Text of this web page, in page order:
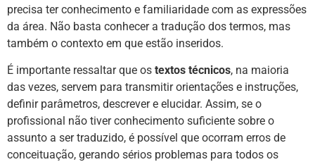
precisa ter conhecimento e familiaridade com as expressões
da área. Não basta conhecer a tradução dos termos, mas
também o contexto em que estão inseridos.
É importante ressaltar que os textos técnicos, na maioria
das vezes, servem para transmitir orientações e instruções,
definir parâmetros, descrever e elucidar. Assim, se o
profissional não tiver conhecimento suficiente sobre o
assunto a ser traduzido, é possível que ocorram erros de
conceituação, gerando sérios problemas para todos os